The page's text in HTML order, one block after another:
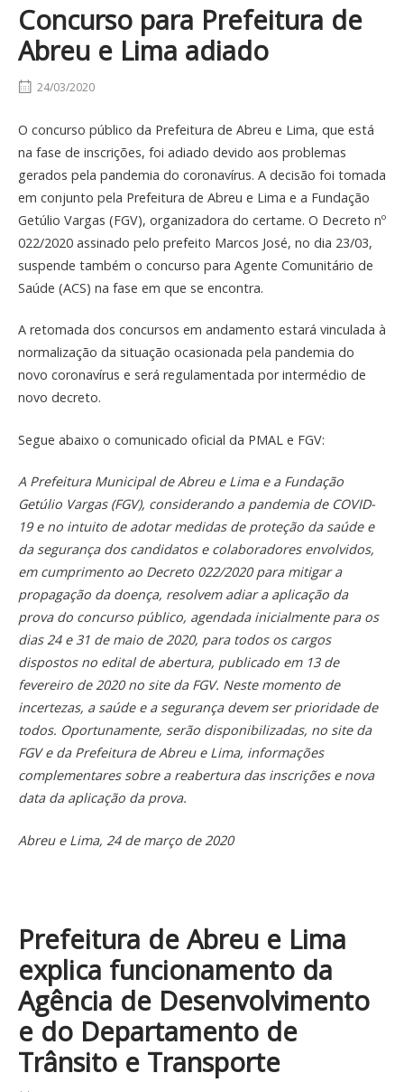
Concurso para Prefeitura de
Abreu e Lima adiado
24/03/2020
O concurso público da Prefeitura de Abreu e Lima, que está
na fase de inscrições, foi adiado devido aos problemas
gerados pela pandemia do coronavírus. A decisão foi tomada
em conjunto pela Prefeitura de Abreu e Lima e a Fundação
Getúlio Vargas (FGV), organizadora do certame. O Decreto nº
022/2020 assinado pelo prefeito Marcos José, no dia 23/03,
suspende também o concurso para Agente Comunitário de
Saúde (ACS) na fase em que se encontra.
A retomada dos concursos em andamento estará vinculada à
normalização da situação ocasionada pela pandemia do
novo coronavírus e será regulamentada por intermédio de
novo decreto.
Segue abaixo o comunicado oficial da PMAL e FGV:
A Prefeitura Municipal de Abreu e Lima e a Fundação
Getúlio Vargas (FGV), considerando a pandemia de COVID-
19 e no intuito de adotar medidas de proteção da saúde e
da segurança dos candidatos e colaboradores envolvidos,
em cumprimento ao Decreto 022/2020 para mitigar a
propagação da doença, resolvem adiar a aplicação da
prova do concurso público, agendada inicialmente para os
dias 24 e 31 de maio de 2020, para todos os cargos
dispostos no edital de abertura, publicado em 13 de
fevereiro de 2020 no site da FGV. Neste momento de
incertezas, a saúde e a segurança devem ser prioridade de
todos. Oportunamente, serão disponibilizadas, no site da
FGV e da Prefeitura de Abreu e Lima, informações
complementares sobre a reabertura das inscrições e nova
data da aplicação da prova.
Abreu e Lima, 24 de março de 2020
Prefeitura de Abreu e Lima
explica funcionamento da
Agência de Desenvolvimento
e do Departamento de
Trânsito e Transporte